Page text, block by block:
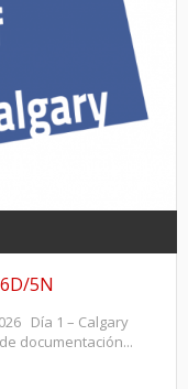
5N
Día 1 – Calgary
documentación...